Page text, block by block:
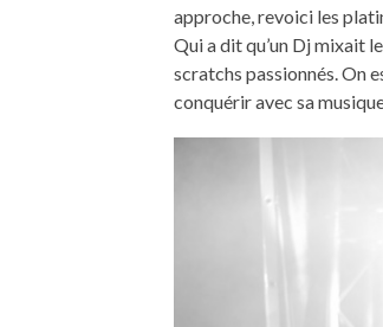
approche, revoici les
Qui a dit qu’un Dj mixait
scratchs passionnés. On
conquérir avec sa